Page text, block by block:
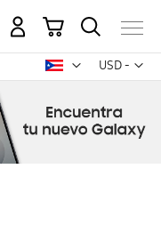
USD -
dólar
Mi carrito